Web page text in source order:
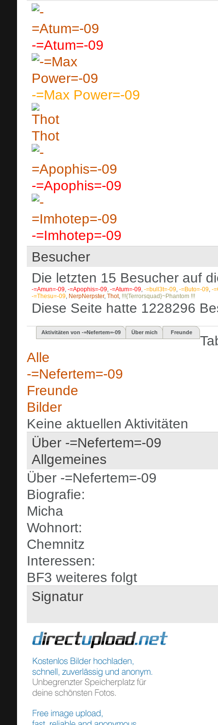
-=Atum=-09
-=Max Power=-09
Thot
-=Apophis=-09
-=Imhotep=-09
Besucher
Die letzten 15 Besucher auf
-=Amun=-09, -=Apophis=-09, -=Atum=-09, -=bull3t=-09, -=Buto=-09, -
-=Thesu=-09, NerpNerpster, Thot, !!!{Terrorsquad}~Phantom !!!
Diese Seite hatte 1228296
Aktivitäten von -=Nefertem=-09 Über mich Freunde
Alle
-=Nefertem=-09
Freunde
Bilder
Keine aktuellen Aktivitäten
Über -=Nefertem=-09
Allgemeines
Über -=Nefertem=-09
Biografie:
Micha
Wohnort:
Chemnitz
Interessen:
BF3 weiteres folgt
Signatur